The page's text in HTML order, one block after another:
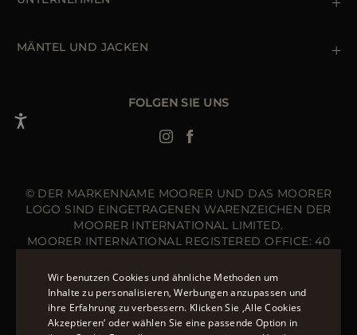
Erklärung zur Barrierefreiheit
MÄNTEL UND JACKEN
Bomberjacke Leder
Langer Steppmantel
FOLGEN SIE UNS
© DER MARKENNAME MOORER UND DAS MOORER
LOGO SIND EINGETRAGENEN WARENZEICHEN DER
MOORER INTERNATIONAL LIMITED.
MOORER INTERNATIONAL REGISTERED OFFICE: 40
KINGDOM. COMPANY REGISTRATION NUMBER: 141015
WEBSITE VERWALTET VON DER THE LEVEL GROUP
S.R.L
ENGLISH
Wir benutzen Cookies und ähnliche Methoden um
Inhalte zu personalisieren, Werbungen anzupassen und
ihre Erfahrung zu verbessern. Klicken Sie ‚Alle Cookies
Akzeptieren‘ oder wählen Sie eine passende Option in